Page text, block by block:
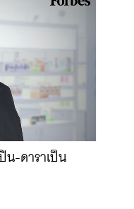
น-ดาราเป็น